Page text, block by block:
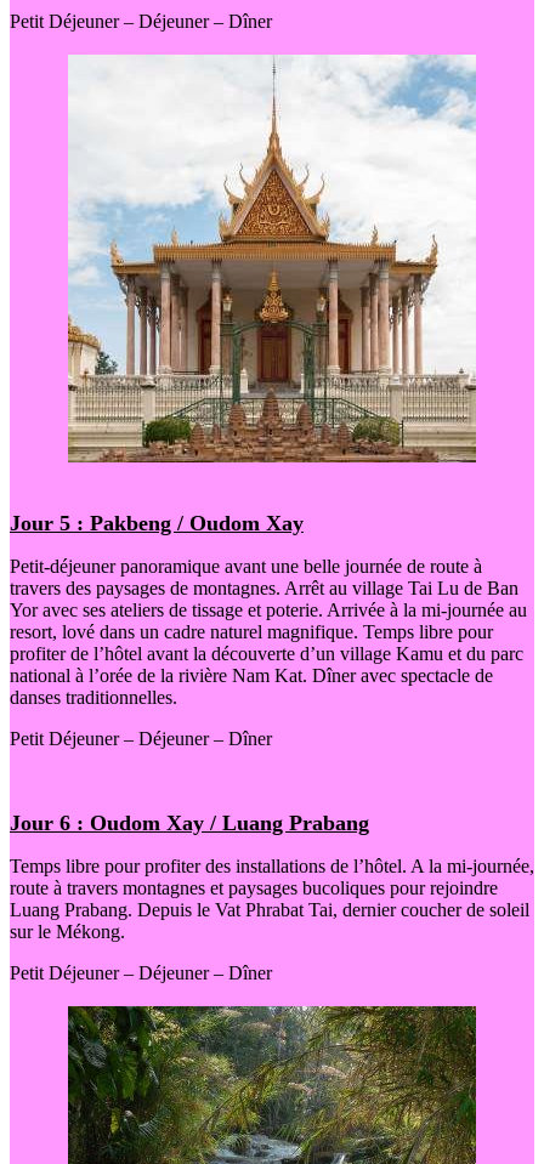
Petit Déjeuner – Déjeuner – Dîner
Jour 5 : Pakbeng / Oudom Xay
Petit-déjeuner panoramique avant une belle journée de route à
travers des paysages de montagnes. Arrêt au village Tai Lu de Ban
Yor avec ses ateliers de tissage et poterie. Arrivée à la mi-journée au
resort, lové dans un cadre naturel magnifique. Temps libre pour
profiter de l’hôtel avant la découverte d’un village Kamu et du parc
national à l’orée de la rivière Nam Kat. Dîner avec spectacle de
danses traditionnelles.
Petit Déjeuner – Déjeuner – Dîner
Jour 6 : Oudom Xay / Luang Prabang
Temps libre pour profiter des installations de l’hôtel. A la mi-journée,
route à travers montagnes et paysages bucoliques pour rejoindre
Luang Prabang. Depuis le Vat Phrabat Tai, dernier coucher de soleil
sur le Mékong.
Petit Déjeuner – Déjeuner – Dîner